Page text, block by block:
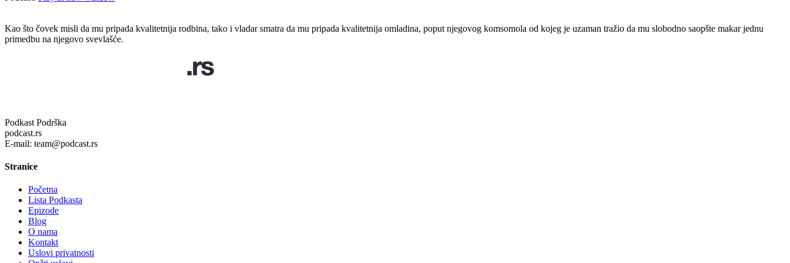
Kao što čovek misli da mu pripada kvalitetnija rodbina, tako i vladar smatra da mu pripada kvalitetnija omladina, poput njegovog komsomola od kojeg je uzaman tražio da mu slobodno saopšte makar jednu
primedbu na njegovo svevlašće.
Podkast Podrška
podcast.rs
E-mail: team@podcast.rs
Stranice
Početna
Lista Podkasta
Epizode
Blog
O nama
Kontakt
Uslovi privatnosti